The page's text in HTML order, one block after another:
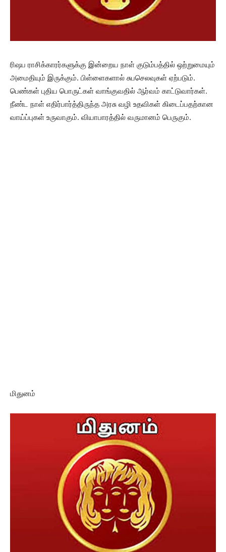
ரிஷப ராசிக்காரர்களுக்கு இன்றைய நாள் குடும்பத்தில் ஒற்றுமையும்
அமைதியும் இருக்கும். பிள்ளைகளால் சுபசெலவுகள் ஏற்படும்.
பெண்கள் புதிய பொருட்கள் வாங்குவதில் ஆர்வம் காட்டுவார்கள்.
நீண்ட நாள் எதிர்பார்த்திருந்த அரசு வழி உதவிகள் கிடைப்பதற்கான
வாய்ப்புகள் உருவாகும். வியாபாரத்தில் வருமானம் பெருகும்.
மிதுனம்